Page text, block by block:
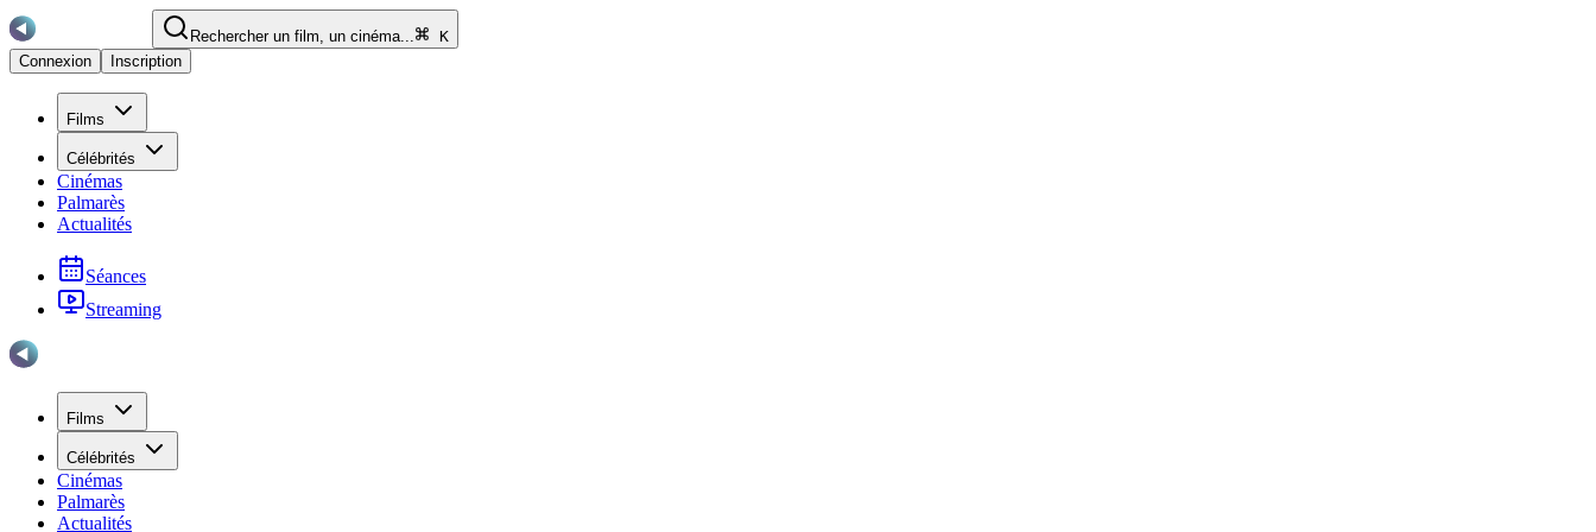
Rechercher un film, un cinéma...
K
Connexion
Inscription
Films
Célébrités
Cinémas
Palmarès
Actualités
Séances
Streaming
Films
Célébrités
Cinémas
Palmarès
Actualités